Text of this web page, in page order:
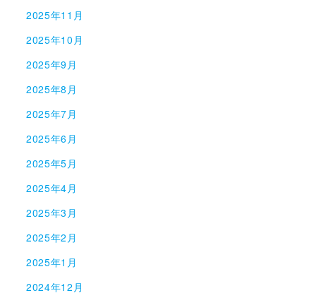
2025年11月
2025年10月
2025年9月
2025年8月
2025年7月
2025年6月
2025年5月
2025年4月
2025年3月
2025年2月
2025年1月
2024年12月